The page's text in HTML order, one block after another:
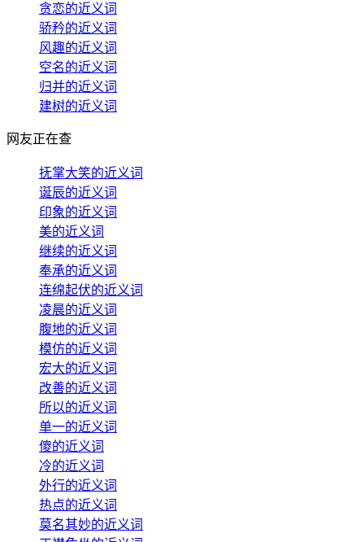
贪恋的近义词
骄矜的近义词
风趣的近义词
空名的近义词
归并的近义词
建树的近义词
网友正在查
抚掌大笑的近义词
诞辰的近义词
印象的近义词
美的近义词
继续的近义词
奉承的近义词
连绵起伏的近义词
凌晨的近义词
腹地的近义词
模仿的近义词
宏大的近义词
改善的近义词
所以的近义词
单一的近义词
傻的近义词
冷的近义词
外行的近义词
热点的近义词
莫名其妙的近义词